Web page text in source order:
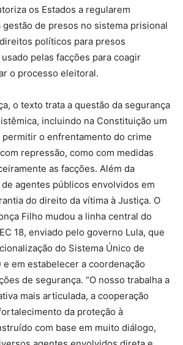
os Estados a regularem
de presos no sistema prisional
políticos para presos
pelas facções para coagir
o processo eleitoral.
o texto trata a questão da segurança
incluindo na Constituição um
permitir o enfrentamento do crime
repressão, como com medidas
as facções. Além da
agentes públicos envolvidos em
do direito da vítima à Justiça. O
Filho mudou a linha central do
18, enviado pelo governo Lula, que
do Sistema Único de
e em estabelecer a coordenação
de segurança. “O nosso trabalha a
mais articulada, a cooperação
da proteção à
com base em muito diálogo,